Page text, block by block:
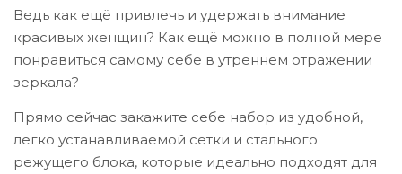
Ведь как ещё привлечь и удержать внимание
красивых женщин? Как ещё можно в полной мере
понравиться самому себе в утреннем отражении
зеркала?
Прямо сейчас закажите себе набор из удобной,
легко устанавливаемой сетки и стального
режущего блока, которые идеально подходят для